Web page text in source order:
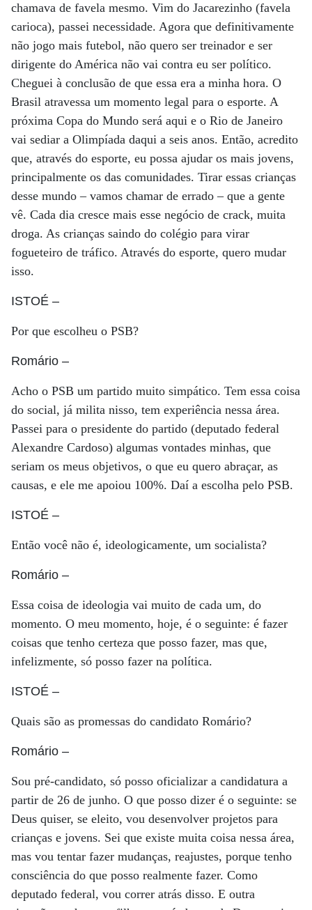
chamava de favela mesmo. Vim do Jacarezinho (favela
carioca), passei necessidade. Agora que definitivamente
não jogo mais futebol, não quero ser treinador e ser
dirigente do América não vai contra eu ser político.
Cheguei à conclusão de que essa era a minha hora. O
Brasil atravessa um momento legal para o esporte. A
próxima Copa do Mundo será aqui e o Rio de Janeiro
vai sediar a Olimpíada daqui a seis anos. Então, acredito
que, através do esporte, eu possa ajudar os mais jovens,
principalmente os das comunidades. Tirar essas crianças
desse mundo – vamos chamar de errado – que a gente
vê. Cada dia cresce mais esse negócio de crack, muita
droga. As crianças saindo do colégio para virar
fogueteiro de tráfico. Através do esporte, quero mudar
isso.
ISTOÉ –
Por que escolheu o PSB?
Romário –
Acho o PSB um partido muito simpático. Tem essa coisa
do social, já milita nisso, tem experiência nessa área.
Passei para o presidente do partido (deputado federal
Alexandre Cardoso) algumas vontades minhas, que
seriam os meus objetivos, o que eu quero abraçar, as
causas, e ele me apoiou 100%. Daí a escolha pelo PSB.
ISTOÉ –
Então você não é, ideologicamente, um socialista?
Romário –
Essa coisa de ideologia vai muito de cada um, do
momento. O meu momento, hoje, é o seguinte: é fazer
coisas que tenho certeza que posso fazer, mas que,
infelizmente, só posso fazer na política.
ISTOÉ –
Quais são as promessas do candidato Romário?
Romário –
Sou pré-candidato, só posso oficializar a candidatura a
partir de 26 de junho. O que posso dizer é o seguinte: se
Deus quiser, se eleito, vou desenvolver projetos para
crianças e jovens. Sei que existe muita coisa nessa área,
mas vou tentar fazer mudanças, reajustes, porque tenho
consciência do que posso ­realmente fazer. Como
deputado federal, vou correr atrás disso. E outra